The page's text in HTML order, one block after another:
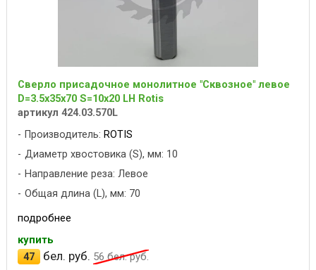
Сверло присадочное монолитное "Сквозное" левое
D=3.5x35x70 S=10x20 LH Rotis
артикул 424.03.570L
Производитель: ROTIS
Диаметр хвостовика (S), мм: 10
Направление реза: Левое
Общая длина (L), мм: 70
подробнее
купить
47
бел. руб. 56бел. руб.